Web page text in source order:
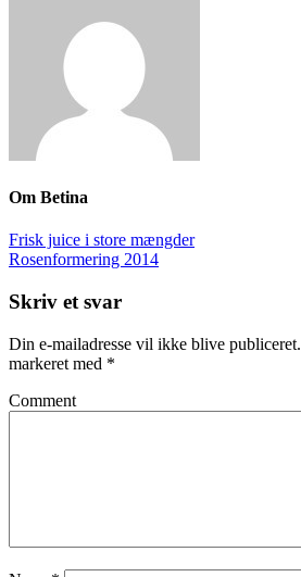
Om Betina
Frisk juice i store mængder
Rosenformering 2014
Skriv et svar
Din e-mailadresse vil ikke blive publiceret.
markeret med *
Comment